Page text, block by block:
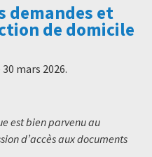
demandes et
de domicile
30 mars 2026.
est bien parvenu au
d’accès aux documents